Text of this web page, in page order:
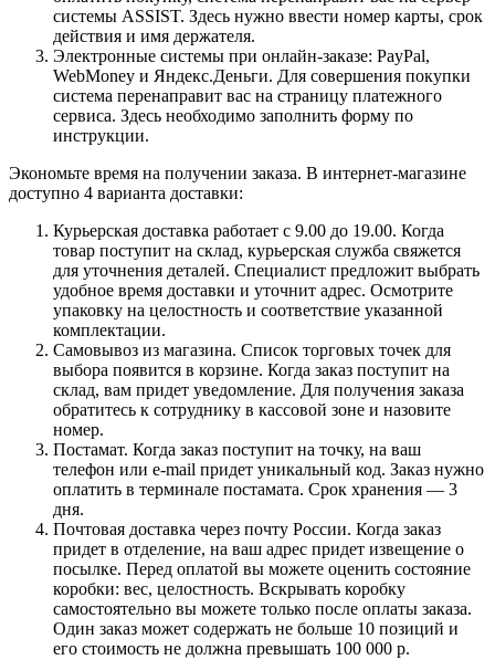
системы ASSIST. Здесь нужно ввести номер карты, срок
действия и имя держателя.
Электронные системы при онлайн-заказе: PayPal,
WebMoney и Яндекс.Деньги. Для совершения покупки
система перенаправит вас на страницу платежного
сервиса. Здесь необходимо заполнить форму по
инструкции.
Экономьте время на получении заказа. В интернет-магазине
доступно 4 варианта доставки:
Курьерская доставка работает с 9.00 до 19.00. Когда
товар поступит на склад, курьерская служба свяжется
для уточнения деталей. Специалист предложит выбрать
удобное время доставки и уточнит адрес. Осмотрите
упаковку на целостность и соответствие указанной
комплектации.
Самовывоз из магазина. Список торговых точек для
выбора появится в корзине. Когда заказ поступит на
склад, вам придет уведомление. Для получения заказа
обратитесь к сотруднику в кассовой зоне и назовите
номер.
Постамат. Когда заказ поступит на точку, на ваш
телефон или e-mail придет уникальный код. Заказ нужно
оплатить в терминале постамата. Срок хранения — 3
дня.
Почтовая доставка через почту России. Когда заказ
придет в отделение, на ваш адрес придет извещение о
посылке. Перед оплатой вы можете оценить состояние
коробки: вес, целостность. Вскрывать коробку
самостоятельно вы можете только после оплаты заказа.
Один заказ может содержать не больше 10 позиций и
его стоимость не должна превышать 100 000 р.